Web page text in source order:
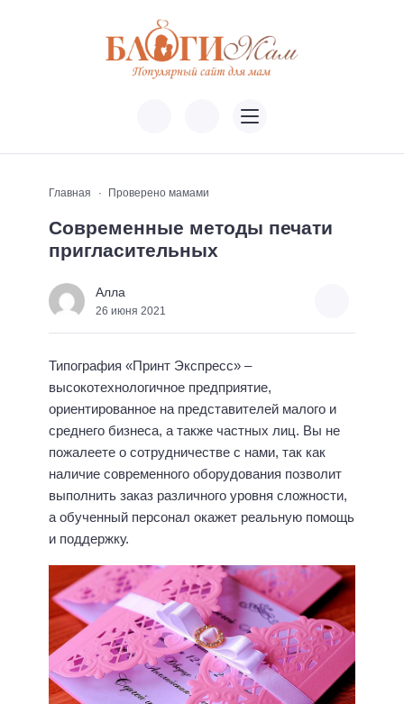
Главная Проверено мамами
Современные методы печати
пригласительных
Алла
26 июня 2021
Типография «Принт Экспресс» –
высокотехнологичное предприятие,
ориентированное на представителей малого и
среднего бизнеса, а также частных лиц. Вы не
пожалеете о сотрудничестве с нами, так как
наличие современного оборудования позволит
выполнить заказ различного уровня сложности,
а обученный персонал окажет реальную помощь
и поддержку.